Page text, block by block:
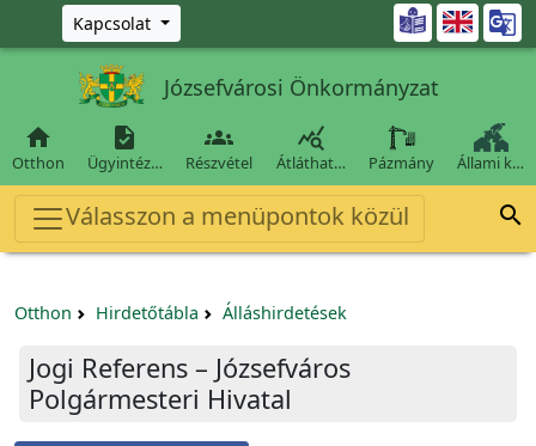
Ugrás a fő tartalomra
Kapcsolat 
Józsefvárosi Önkormányzat

Otthon

Ügyintéz…

Részvétel

Átláthat… Pázmány Állami k…
Válasszon a menüpontok közül 
Otthon Hirdetőtábla Álláshirdetések
Jogi Referens – Józsefváros
Polgármesteri Hivatal